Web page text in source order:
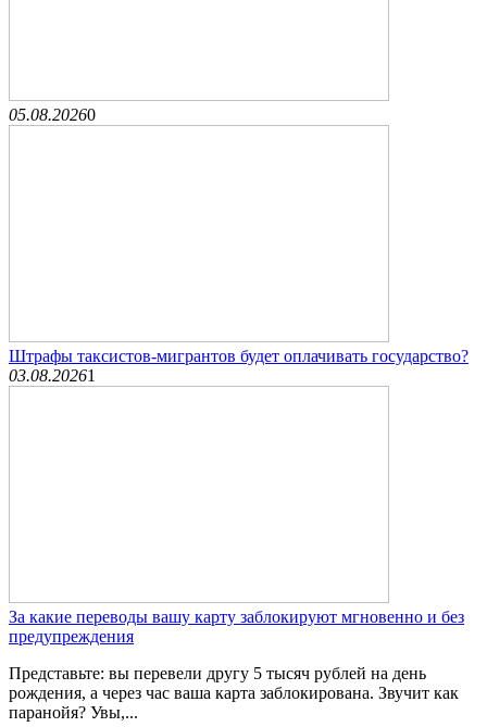
05.08.20260
Штрафы таксистов-мигрантов будет оплачивать государство?
03.08.20261
За какие переводы вашу карту заблокируют мгновенно и без
предупреждения
Представьте: вы перевели другу 5 тысяч рублей на день
рождения, а через час ваша карта заблокирована. Звучит как
паранойя? Увы,...